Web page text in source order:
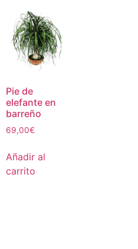
Pie de
elefante en
barreño
69,00€
Añadir al
carrito